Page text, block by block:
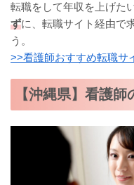
転職をして年収を上げた
ずに、転職サイト経由で
う。
>>看護師おすすめ転職サ
【沖縄県】看護師